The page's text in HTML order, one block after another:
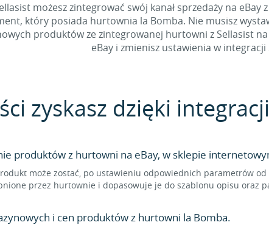
możesz zintegrować swój kanał sprzedaży na
który posiada hurtownia la Bomba. Nie musisz
produktów ze zintegrowanej hurtowni z Sellasist
eBay i zmienisz ustawienia w
zyskasz dzięki
produktów z hurtowni na eBay, w sklepie
może zostać, po ustawieniu odpowiednich parametrów
przez hurtownie i dopasowuje je do szablonu opisu oraz
i cen produktów z hurtowni la Bomba.